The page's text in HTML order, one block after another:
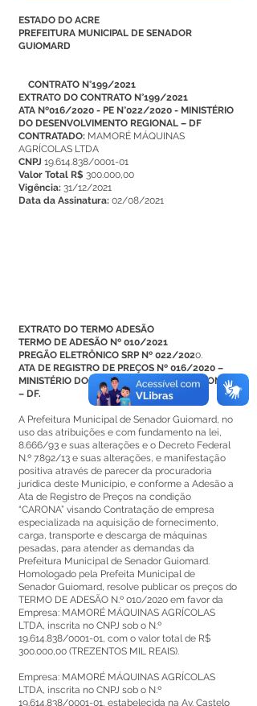
ESTADO DO ACRE
PREFEITURA MUNICIPAL DE SENADOR
GUIOMARD
CONTRATO N°199/2021
EXTRATO DO CONTRATO N°199/2021
ATA Nº016/2020 - PE N°022/2020 - MINISTÉRIO
DO DESENVOLVIMENTO REGIONAL – DF
CONTRATADO: MAMORÉ MÁQUINAS
AGRÍCOLAS LTDA
CNPJ 19.614.838/0001-01
Valor Total R$ 300.000,00
Vigência: 31/12/2021
Data da Assinatura: 02/08/2021
EXTRATO DO TERMO ADESÃO
TERMO DE ADESÃO Nº 010/2021
PREGÃO ELETRÔNICO SRP Nº 022/2020.
ATA DE REGISTRO DE PREÇOS Nº 016/2020 –
MINISTÉRIO DO DESENVOLVIMENTO REGIONAL
– DF.
A Prefeitura Municipal de Senador Guiomard, no
uso das atribuições e com fundamento na lei,
8.666/93 e suas alterações e o Decreto Federal
N.º 7.892/13 e suas alterações, e manifestação
positiva através de parecer da procuradoria
jurídica deste Município, e conforme a Adesão a
Ata de Registro de Preços na condição
“CARONA” visando Contratação de empresa
especializada na aquisição de fornecimento,
carga, transporte e descarga de máquinas
pesadas, para atender as demandas da
Prefeitura Municipal de Senador Guiomard.
Homologado pela Prefeita Municipal de
Senador Guiomard, resolve publicar os preços do
TERMO DE ADESÃO N.º 010/2020 em favor da
Empresa: MAMORÉ MÁQUINAS AGRÍCOLAS
LTDA, inscrita no CNPJ sob o N.º
19.614.838/0001-01, com o valor total de R$
300.000,00 (TREZENTOS MIL REAIS).
Empresa: MAMORÉ MÁQUINAS AGRÍCOLAS
LTDA, inscrita no CNPJ sob o N.º
19.614.838/0001-01, estabelecida na Av. Castelo